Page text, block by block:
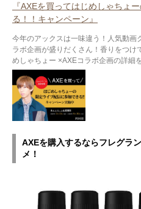
『AXEを買ってはじめしゃちょ
る！！キャンペーン』
今年のアックスは一味違う！人気動画
ラボ企画が盛りだくさん！香りをつけ
めしゃちょー ×AXEコラボ企画の詳細
AXEを購入するならフレグラ
メ！